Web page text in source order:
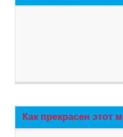
Как прекрасен этот